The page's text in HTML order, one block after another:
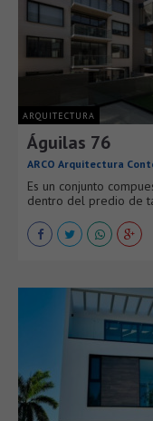
ARQUITECTURA
Águilas 76
ARCO Arquitectura
Es un conjunto
dentro del predio de